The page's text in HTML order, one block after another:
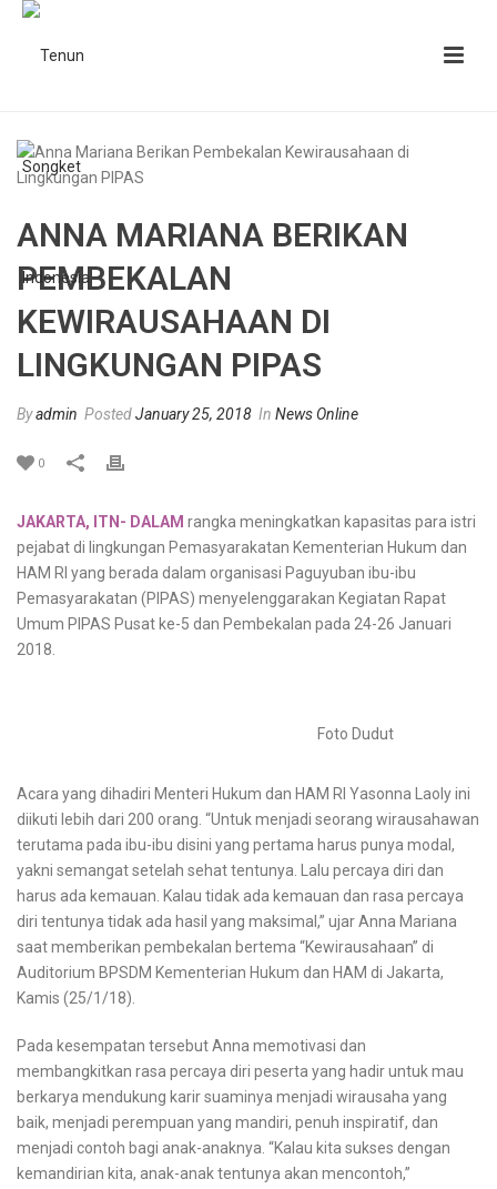
ANNA MARIANA BERIKAN
PEMBEKALAN
KEWIRAUSAHAAN DI
LINGKUNGAN PIPAS
Byadmin PostedJanuary 25, 2018 In News Online
0
JAKARTA, ITN- DALAM rangka meningkatkan kapasitas para istri
pejabat di lingkungan Pemasyarakatan Kementerian Hukum dan
HAM RI yang berada dalam organisasi Paguyuban ibu-ibu
Pemasyarakatan (PIPAS) menyelenggarakan Kegiatan Rapat
Umum PIPAS Pusat ke-5 dan Pembekalan pada 24-26 Januari
2018.
Foto Dudut
Acara yang dihadiri Menteri Hukum dan HAM RI Yasonna Laoly ini
diikuti lebih dari 200 orang. “Untuk menjadi seorang wirausahawan
terutama pada ibu-ibu disini yang pertama harus punya modal,
yakni semangat setelah sehat tentunya. Lalu percaya diri dan
harus ada kemauan. Kalau tidak ada kemauan dan rasa percaya
diri tentunya tidak ada hasil yang maksimal,” ujar Anna Mariana
saat memberikan pembekalan bertema “Kewirausahaan” di
Auditorium BPSDM Kementerian Hukum dan HAM di Jakarta,
Kamis (25/1/18).
Pada kesempatan tersebut Anna memotivasi dan
membangkitkan rasa percaya diri peserta yang hadir untuk mau
berkarya mendukung karir suaminya menjadi wirausaha yang
baik, menjadi perempuan yang mandiri, penuh inspiratif, dan
menjadi contoh bagi anak-anaknya. “Kalau kita sukses dengan
kemandirian kita, anak-anak tentunya akan mencontoh,”